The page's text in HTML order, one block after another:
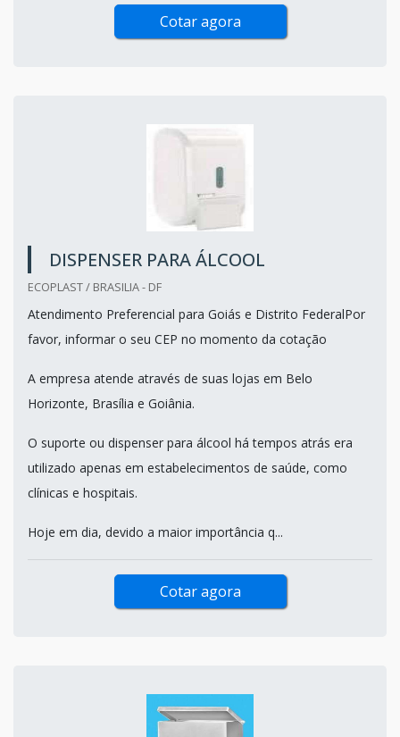
Cotar agora
DISPENSER PARA ÁLCOOL
ECOPLAST / BRASILIA - DF
Atendimento Preferencial para Goiás e Distrito FederalPor
favor, informar o seu CEP no momento da cotação
A empresa atende através de suas lojas em Belo
Horizonte, Brasília e Goiânia.
O suporte ou dispenser para álcool há tempos atrás era
utilizado apenas em estabelecimentos de saúde, como
clínicas e hospitais.
Hoje em dia, devido a maior importância q...
Cotar agora